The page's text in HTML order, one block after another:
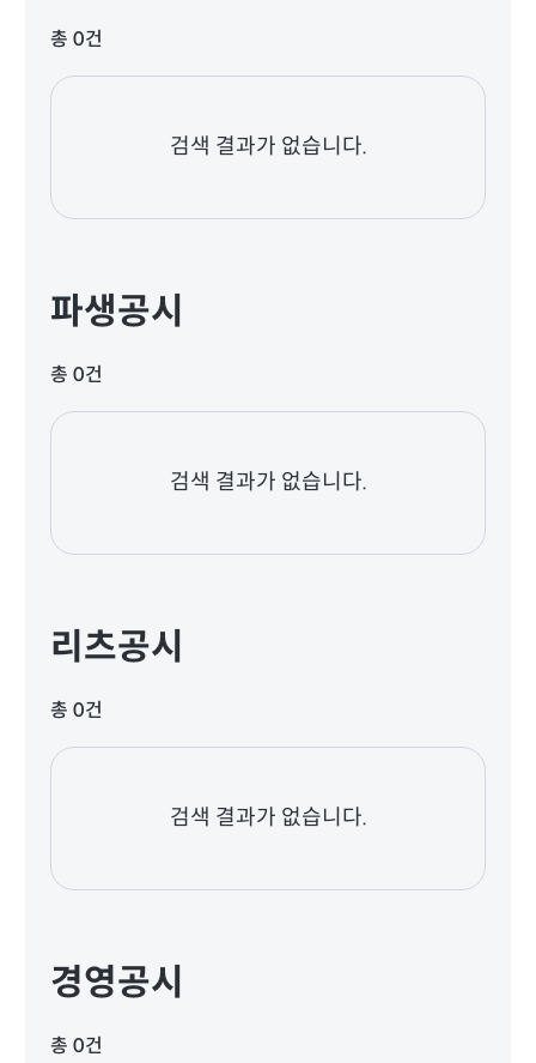
총 0건
검색 결과가 없습니다.
파생공시
총 0건
검색 결과가 없습니다.
리츠공시
총 0건
검색 결과가 없습니다.
경영공시
총 0건